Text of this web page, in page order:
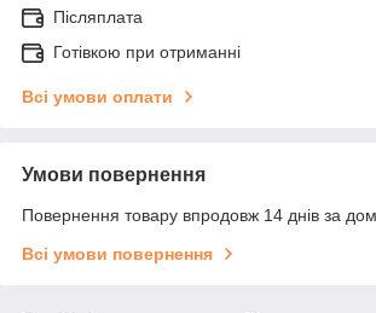
Післяплата
Готівкою при отриманні
Всі умови оплати
Умови повернення
Повернення товару впродовж 14 днів за
Всі умови повернення